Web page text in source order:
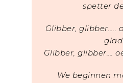
spetter
Glibber, glibber…..
glad.
Glibber, glibber….
We beginnen